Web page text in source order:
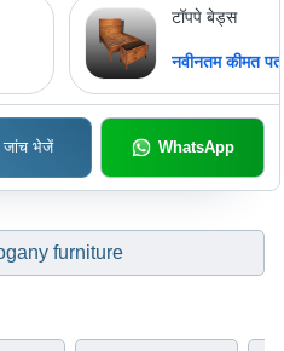
टॉपपे बेड्स
नवीनतम कीमत
जांच भेजें WhatsApp
furniture